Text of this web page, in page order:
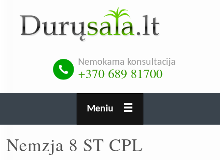
Pereiti
į
pagrindinį
turinį
Nemokama konsultacija
+370 689 81700
Meniu
Nemzja 8 ST CPL